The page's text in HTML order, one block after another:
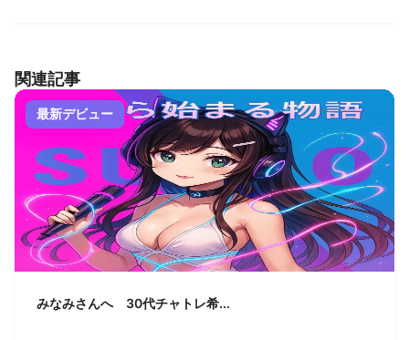
関連記事
最新デビュー
みなみさんへ 30代チャトレ希...